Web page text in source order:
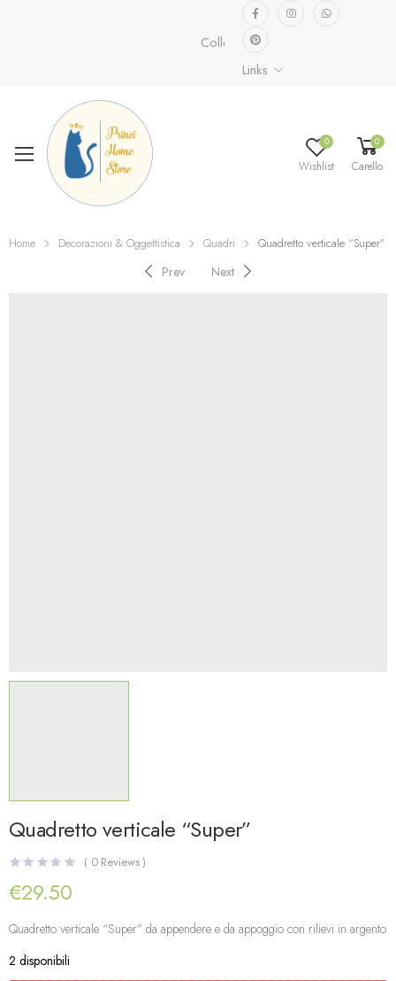
Collezione speciale già disponibile.
Links
0
Wishlist
0
Carello
Home Decorazioni & Oggettistica Quadri Quadretto verticale “Super”
Prev Next
Quadretto verticale “Super”
( 0Reviews )
€29.50
Quadretto verticale “Super” da appendere e da appoggio con rilievi in argento
2 disponibili